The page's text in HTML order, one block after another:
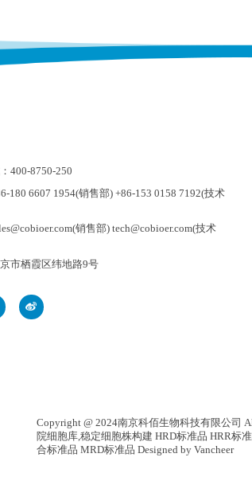
400-8750-250
180 6607 1954(销售部) +86-153 0158 7192(技术
销售部) tech@cobioer.com(技术
市栖霞区纬地路9号
Copyright @ 2024南京科佰生物科技有限公司
院细胞库,稳定细胞株构建 HRD标准品 HRR标
合标准品 MRD标准品 Designed by Vancheer